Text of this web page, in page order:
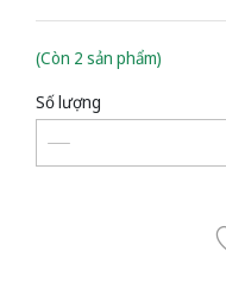
(Còn 2 sản phẩm)
Số lượng